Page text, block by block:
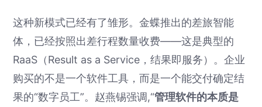
这种新模式已经有了雏形。金蝶推出的差旅智能
体，已经按照出差行程数量收费——这是典型的
RaaS（Result as a Service，结果即服务）。企业
购买的不是一个软件工具，而是一个能交付确定结
果的“数字员工”。赵燕锡强调,“管理软件的本质是